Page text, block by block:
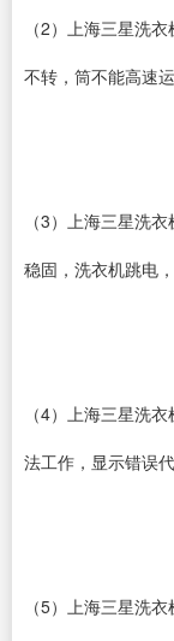
（2）上海三星洗
不转，筒不能高速
（3）上海三星洗
稳固，洗衣机跳电
（4）上海三星洗
法工作，显示错误
（5）上海三星洗